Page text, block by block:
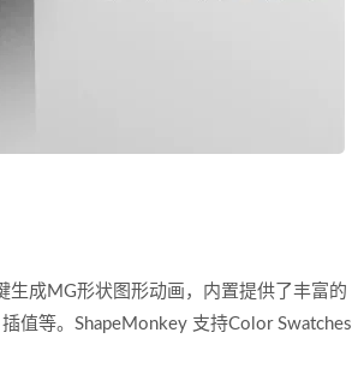
成MG形状图形动画，内置提供了丰富的
值等。ShapeMonkey 支持Color Swatches